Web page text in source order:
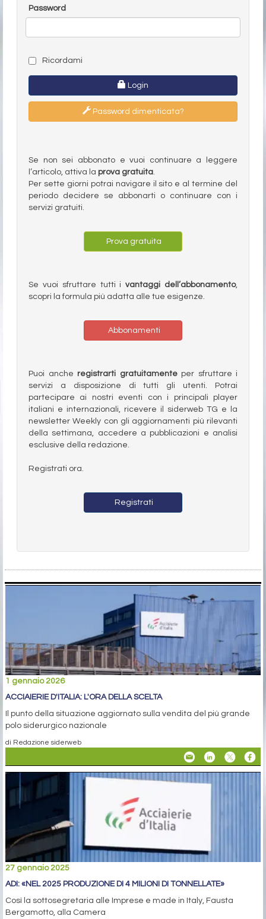
Password
Ricordami
Login
Password dimenticata?
Se non sei abbonato e vuoi continuare a leggere
l’articolo, attiva la prova gratuita.
Per sette giorni potrai navigare il sito e al termine del
periodo decidere se abbonarti o continuare con i
servizi gratuiti.
Prova gratuita
Se vuoi sfruttare tutti ivantaggi dell’abbonamento,
scopri la formula più adatta alle tue esigenze.
Abbonamenti
Puoi anche registrarti gratuitamenteper sfruttare i
servizi a disposizione di tutti gli utenti. Potrai
partecipare ai nostri eventi con i principali player
italiani e internazionali, ricevere il siderweb TG e la
newsletter Weekly con gli aggiornamenti più rilevanti
della settimana, accedere a pubblicazioni e analisi
esclusive della redazione.
Registrati ora.
Registrati
1 gennaio 2026
ACCIAIERIE D'ITALIA: L'ORA DELLA SCELTA
Il punto della situazione aggiornato sulla vendita del più grande
polo siderurgico nazionale
di Redazione siderweb
27 gennaio 2025
ADI: «NEL 2025 PRODUZIONE DI 4 MILIONI DI TONNELLATE»
Così la sottosegretaria alle Imprese e made in Italy, Fausta
Bergamotto, alla Camera